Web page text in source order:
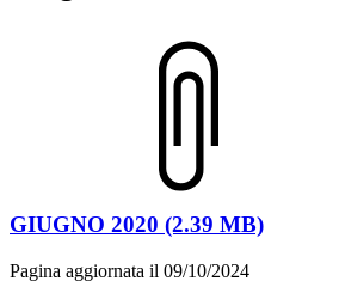
GIUGNO 2020 (2.39 MB)
Pagina aggiornata il 09/10/2024